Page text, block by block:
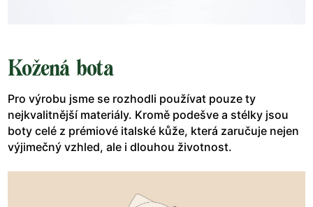
Kožená bota
Pro výrobu jsme se rozhodli používat pouze ty
nejkvalitnější materiály. Kromě podešve a stélky jsou
boty celé z prémiové italské kůže, která zaručuje nejen
výjimečný vzhled, ale i dlouhou životnost.